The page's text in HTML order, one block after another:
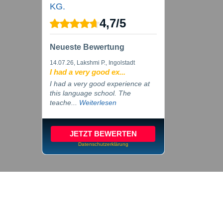
KG.
4,7/5
Neueste Bewertung
14.07.26, Lakshmi P., Ingolstadt
I had a very good ex...
I had a very good experience at
this language school. The
teache... Weiterlesen
JETZT BEWERTEN
Datenschutzerklärung